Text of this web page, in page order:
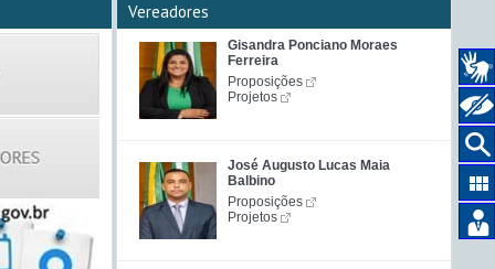
Vereadores
Gisandra Ponciano Moraes
Ferreira
Proposições
Projetos
José Augusto Lucas Maia
Balbino
Proposições
Projetos